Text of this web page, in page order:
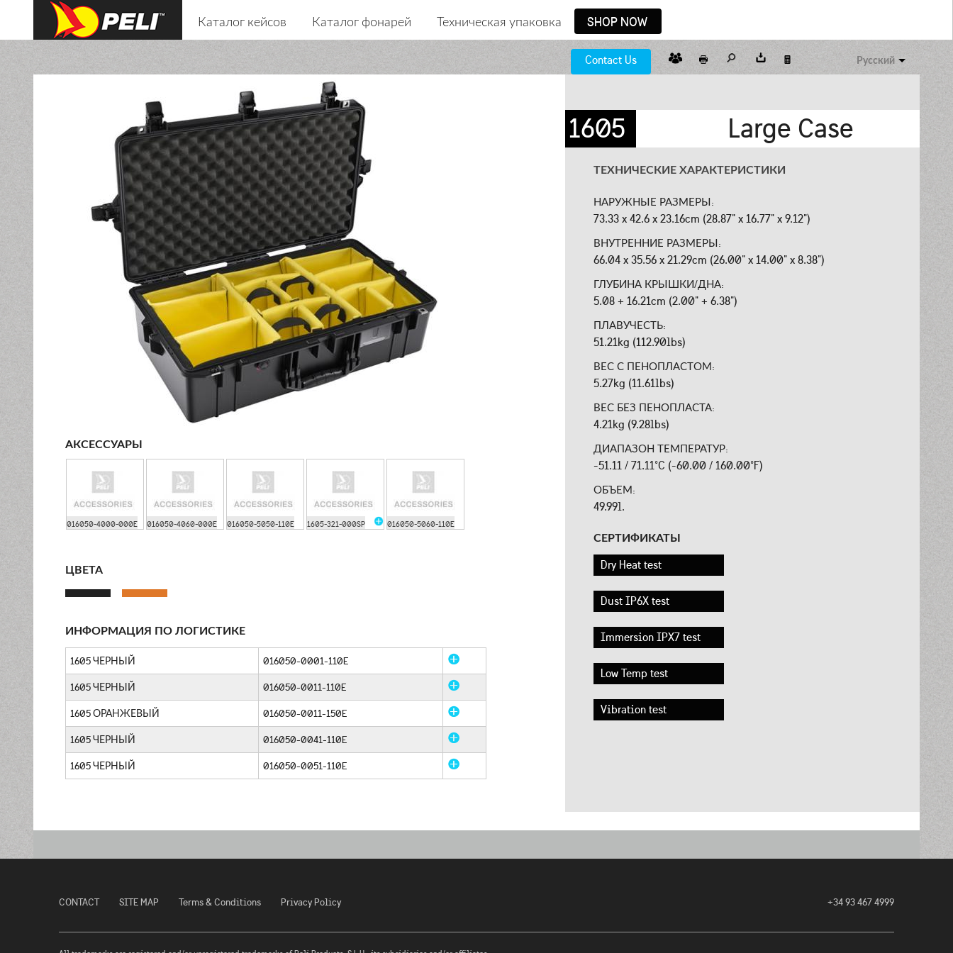
Каталог кейсов Каталог фонарей Техническая упаковка SHOP NOW
Contact Us Русский
АКСЕССУАРЫ
016050-4000-000E 016050-4060-000E 016050-5050-110E 1605-321-000SP 016050-5060-110E
ЦВЕТА
ИНФОРМАЦИЯ ПО ЛОГИСТИКЕ
1605 ЧЕРНЫЙ 016050-0001-110E
1605 ЧЕРНЫЙ 016050-0011-110E
1605 ОРАНЖЕВЫЙ 016050-0011-150E
1605 ЧЕРНЫЙ 016050-0041-110E
1605 ЧЕРНЫЙ 016050-0051-110E
1605 Large Case
ТЕХНИЧЕСКИЕ ХАРАКТЕРИСТИКИ
НАРУЖНЫЕ РАЗМЕРЫ:
73.33 x 42.6 x 23.16cm (28.87" x 16.77" x 9.12")
ВНУТРЕННИЕ РАЗМЕРЫ:
66.04 x 35.56 x 21.29cm (26.00" x 14.00" x 8.38")
ГЛУБИНА КРЫШКИ/ДНА:
5.08 + 16.21cm (2.00" + 6.38")
ПЛАВУЧЕСТЬ:
51.21kg (112.90lbs)
ВЕС С ПЕНОПЛАСТОМ:
5.27kg (11.61lbs)
ВЕС БЕЗ ПЕНОПЛАСТА:
4.21kg (9.28lbs)
ДИАПАЗОН ТЕМПЕРАТУР:
-51.11 / 71.11°C (-60.00 / 160.00°F)
ОБЪЕМ:
49.99l.
СЕРТИФИКАТЫ
Dry Heat test
Dust IP6X test
Immersion IPX7 test
Low Temp test
Vibration test
CONTACT SITE MAP Terms & Conditions Privacy Policy +34 93 467 4999